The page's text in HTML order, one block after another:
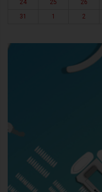
24
25 26
31
1 2